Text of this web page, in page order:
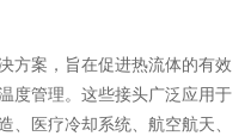
方​​案，旨在促进热流体的有效
度管理。这些接头广泛应用于
医疗冷却系统、航空航天、